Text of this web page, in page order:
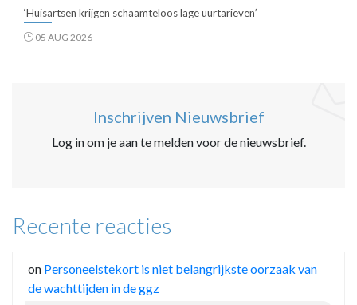
‘Huisartsen krijgen schaamteloos lage uurtarieven’
05 AUG 2026
Inschrijven Nieuwsbrief
Log in om je aan te melden voor de nieuwsbrief.
Recente reacties
on Personeelstekort is niet belangrijkste oorzaak van
de wachttijden in de ggz